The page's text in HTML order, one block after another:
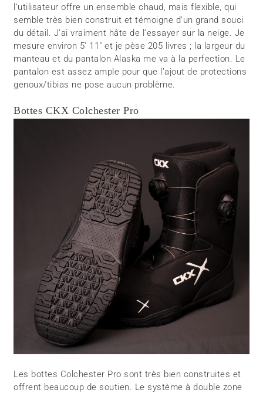
l’utilisateur offre un ensemble chaud, mais flexible, qui
semble très bien construit et témoigne d’un grand souci
du détail. J’ai vraiment hâte de l’essayer sur la neige. Je
mesure environ 5′ 11″ et je pèse 205 livres ; la largeur du
manteau et du pantalon Alaska me va à la perfection. Le
pantalon est assez ample pour que l’ajout de protections
genoux/tibias ne pose aucun problème.
Bottes CKX Colchester Pro
Les bottes Colchester Pro sont très bien construites et
offrent beaucoup de soutien. Le système à double zone